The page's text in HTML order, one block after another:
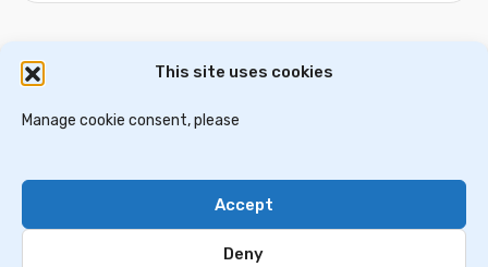
This site uses cookies
Manage cookie consent, please
Accept
Deny
Privacy Policy
Contact Us